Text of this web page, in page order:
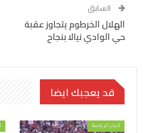
السابق
الهلال الخرطوم يتجاوز عقبة
حي الوادي نيالا بنجاح
قد يعجبك ايضا
أخبار الرياضة